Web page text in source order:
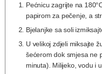
Pećnicu zagrijte na
papirom za pečenje, a
Bjelanjke sa soli
U velikoj zdjeli miksajte
šećerom dok smjesa ne
minuta). Milijeko, vodu i